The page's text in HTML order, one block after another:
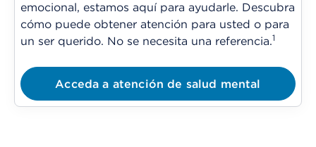
emocional, estamos aquí para ayudarle. Descubra
cómo puede obtener atención para usted o para
un ser querido. No se necesita una referencia.1
Acceda a atención de salud mental